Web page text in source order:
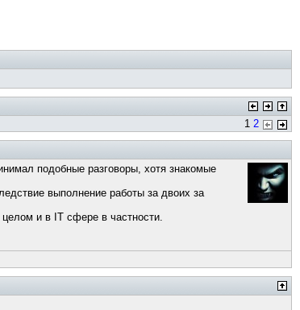
1 2
подобные разговоры, хотя знакомые
выполнение работы за двоих за
и в IT сфере в частности.